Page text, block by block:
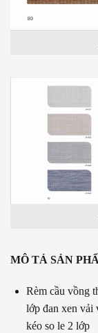
MÔ TẢ SẢN
Rèm cầu vồng
lớp đan xen vải
kéo so le 2 lớp